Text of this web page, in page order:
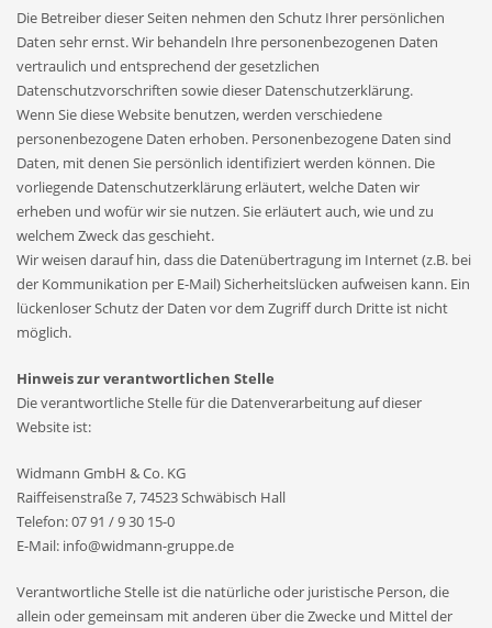
Die Betreiber dieser Seiten nehmen den Schutz Ihrer persönlichen
Daten sehr ernst. Wir behandeln Ihre personenbezogenen Daten
vertraulich und entsprechend der gesetzlichen
Datenschutzvorschriften sowie dieser Datenschutzerklärung.
Wenn Sie diese Website benutzen, werden verschiedene
personenbezogene Daten erhoben. Personenbezogene Daten sind
Daten, mit denen Sie persönlich identifiziert werden können. Die
vorliegende Datenschutzerklärung erläutert, welche Daten wir
erheben und wofür wir sie nutzen. Sie erläutert auch, wie und zu
welchem Zweck das geschieht.
Wir weisen darauf hin, dass die Datenübertragung im Internet (z.B. bei
der Kommunikation per E-Mail) Sicherheitslücken aufweisen kann. Ein
lückenloser Schutz der Daten vor dem Zugriff durch Dritte ist nicht
möglich.
Hinweis zur verantwortlichen Stelle
Die verantwortliche Stelle für die Datenverarbeitung auf dieser
Website ist:
Widmann GmbH & Co. KG
Raiffeisenstraße 7, 74523 Schwäbisch Hall
Telefon: 07 91 / 9 30 15-0
E-Mail: info@widmann-gruppe.de
Verantwortliche Stelle ist die natürliche oder juristische Person, die
allein oder gemeinsam mit anderen über die Zwecke und Mittel der